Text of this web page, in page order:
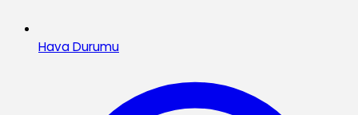
Hava Durumu